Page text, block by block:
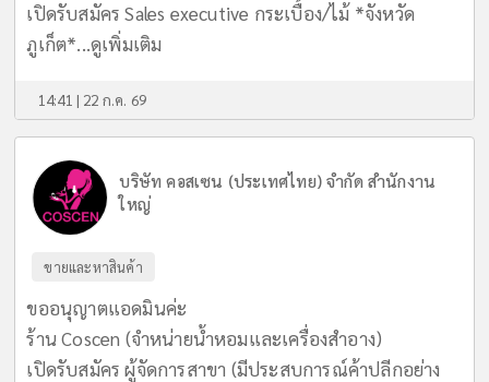
เปิดรับสมัคร Sales executive กระเบื้อง/ไม้ *จังหวัด
ภูเก็ต*...ดูเพิ่มเติม
14:41 | 22 ก.ค. 69
บริษัท คอสเซน (ประเทศไทย) จำกัด สำนักงาน
ใหญ่
ขายและหาสินค้า
ขออนุญาตแอดมินค่ะ
ร้าน Coscen (จำหน่ายน้ำหอมและเครื่องสำอาง)
เปิดรับสมัคร ผู้จัดการสาขา (มีประสบการณ์ค้าปลีกอย่าง